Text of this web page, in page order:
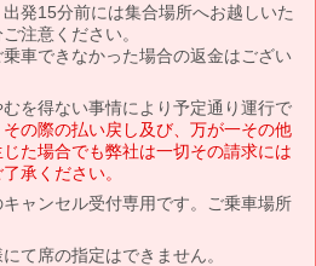
発15分前には集合場所へお越しいた
注意ください。
車できなかった場合の返金はござい
を得ない事情により予定通り運行で
その際の払い戻し及び、万が一その他
た場合でも弊社は一切その請求には
承ください。
ャンセル受付専用です。ご乗車場所
て席の指定はできません。